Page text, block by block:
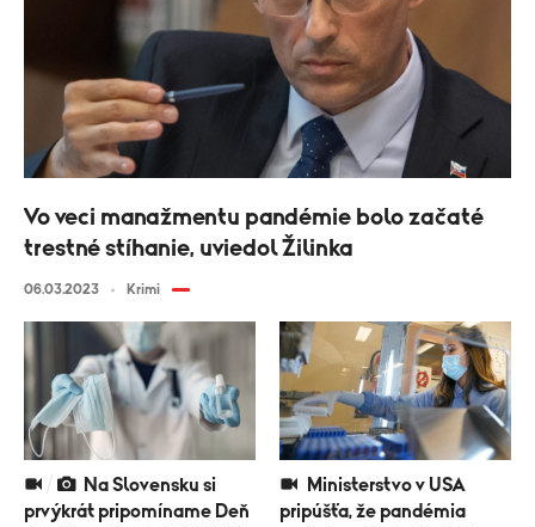
Vo veci manažmentu pandémie bolo začaté
trestné stíhanie, uviedol Žilinka
06.03.2023 Krimi
prvýkrát pripomíname Deň
pripúšťa, že pandémia